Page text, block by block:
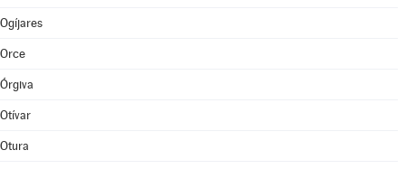
Ogíjares
Orce
Órgiva
Otívar
Otura